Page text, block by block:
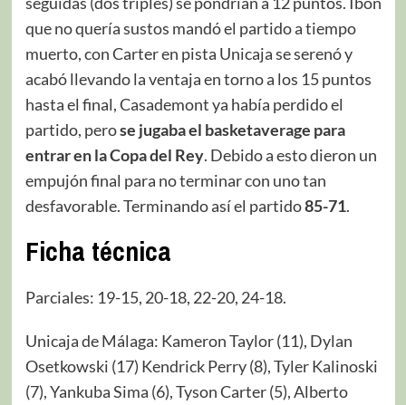
que no quería sustos mandó el partido a tiempo
muerto, con Carter en pista Unicaja se serenó y
acabó llevando la ventaja en torno a los 15 puntos
hasta el final, Casademont ya había perdido el
partido, perose jugaba el basketaverage para
entrar en la Copa del Rey. Debido a esto dieron un
empujón final para no terminar con uno tan
desfavorable. Terminando así el partido85-71.
Ficha técnica
Parciales: 19-15, 20-18, 22-20, 24-18.
Unicaja de Málaga: Kameron Taylor (11), Dylan
Osetkowski (17) Kendrick Perry (8), Tyler Kalinoski
(7), Yankuba Sima (6), Tyson Carter (5), Alberto